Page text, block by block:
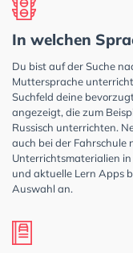
In welchen
Du bist auf der Suche
Muttersprache
Suchfeld deine
angezeigt, die zum
Russisch unterrichten.
auch bei der Fahrschule
Unterrichtsmaterialien
und aktuelle Lern Apps
Auswahl an.